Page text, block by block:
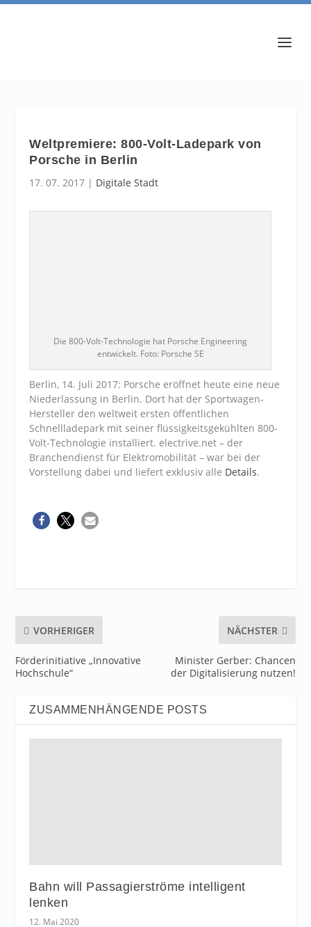
Weltpremiere: 800-Volt-Ladepark von
Porsche in Berlin
17. 07. 2017 | Digitale Stadt
Die 800-Volt-Technologie hat Porsche Engineering
entwickelt. Foto: Porsche SE
Berlin, 14. Juli 2017: Porsche eröffnet heute eine neue
Niederlassung in Berlin. Dort hat der Sportwagen-
Hersteller den weltweit ersten öffentlichen
Schnellladepark mit seiner flüssigkeitsgekühlten 800-
Volt-Technologie installiert. electrive.net – der
Branchendienst für Elektromobilität – war bei der
Vorstellung dabei und liefert exklusiv alle Details.
VORHERIGER
Förderinitiative „Innovative
Hochschule“
NÄCHSTER
Minister Gerber: Chancen
der Digitalisierung nutzen!
ZUSAMMENHÄNGENDE POSTS
Bahn will Passagierströme intelligent
lenken
12. Mai 2020